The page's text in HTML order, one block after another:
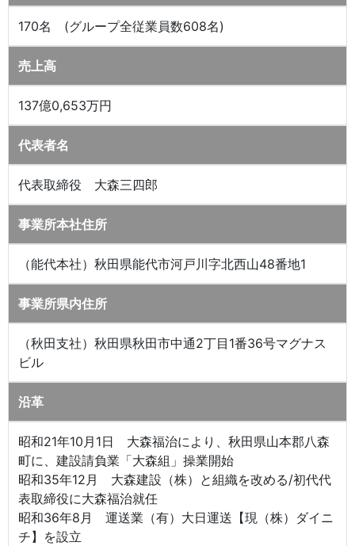
170名 (グループ全従業員数608名)
売上高
137億0,653万円
代表者名
代表取締役 大森三四郎
事業所本社住所
（能代本社）秋田県能代市河戸川字北西山48番地1
事業所県内住所
（秋田支社）秋田県秋田市中通2丁目1番36号マグナス
ビル
沿革
昭和21年10月1日 大森福治により、秋田県山本郡八森
町に、建設請負業「大森組」操業開始
昭和35年12月 大森建設（株）と組織を改める/初代代
表取締役に大森福治就任
昭和36年8月 運送業（有）大日運送【現（株）ダイニ
チ】を設立